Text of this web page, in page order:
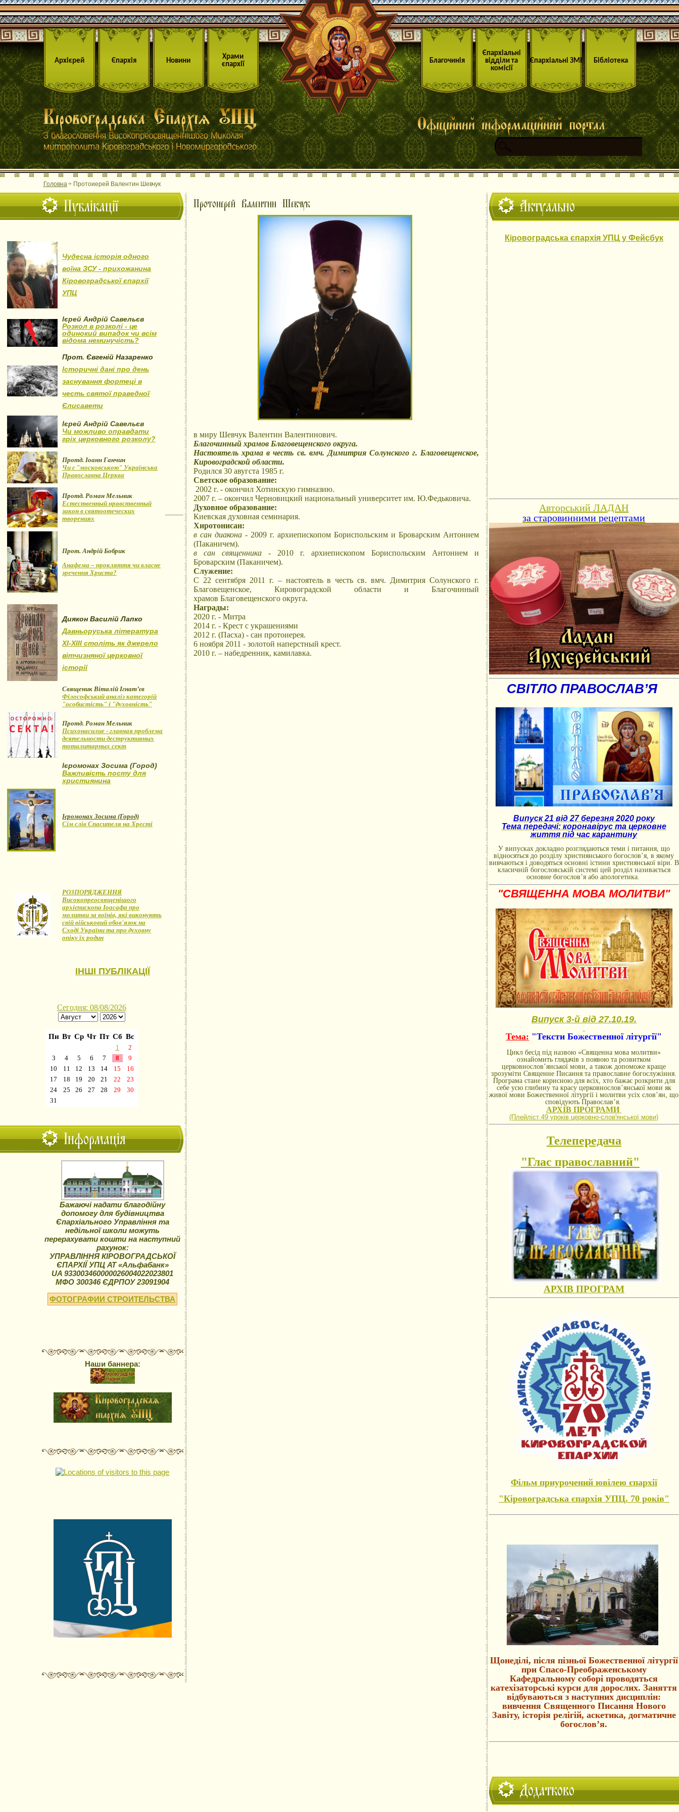
Архієрей Єпархія Новини
Храми
єпархії
Благочинія
Єпархіальні
відділи та
комісії
Єпархіальні ЗМІ Бібліотека
Головна Протоиерей Валентин Шевчук
Актуально
Кіровоградська єпархія УПЦ у Фейсбук
Авторський ЛАДАН
за старовинними рецептами
СВІТЛО ПРАВОСЛАВ’Я
Випуск 21 від 27 березня 2020 року
Тема передачі: коронавірус та церковне
життя під час карантину
У випусках докладно розглядаються теми і питання, що
відносяться до розділу християнського богослов’я, в якому
вивчаються і доводяться основні істини християнської віри. В
класичній богословській системі цей розділ називається
основне богослов’я або апологетика.
"СВЯЩЕННА МОВА МОЛИТВИ"
Випуск 3-й від 27.10.19.
Тема: "Тексти Божественної літургії"
Цикл бесід під назвою «Священна мова молитви»
ознайомить глядачів з появою та розвитком
церковнослов’янської мови, а також допоможе краще
зрозуміти Священне Писання та православне богослужіння.
Програма стане корисною для всіх, хто бажає розкрити для
себе усю глибину та красу церковнослов’янської мови як
живої мови Божественної літургії і молитви усіх слов’ян, що
сповідують Православ’я.
АРХІВ ПРОГРАМИ
(Плейліст 49 уроків церковно-словꞌянської мови)
Телепередача
"Глас православний"
АРХІВ ПРОГРАМ
Фільм приурочений ювілею єпархії
"Кіровоградська єпархія УПЦ. 70 років"
Щонеділі, після пізньої Божественної літургії
при Спасо-Преображенському
Кафедральному соборі проводяться
катехізаторські курси для дорослих. Заняття
відбуваються з наступних дисциплін:
вивчення Священного Писання Нового
Завіту, історія релігій, аскетика, догматичне
богослов’я.
Додатково
Публікації
Чудесна історія одного
воїна ЗСУ - прихожанина
Кіровоградської єпархії
УПЦ
Ієрей Андрій Савельєв
Розкол в розколі - це
одинокий випадок чи всім
відома неминучість?
Прот. Євгеній Назаренко
Історичні дані про день
заснування фортеці в
честь святої праведної
Єлисавети
Ієрей Андрій Савельєв
Чи можливо оправдати
гріх церковного розколу?
Протд. Іоанн Ганчин
Чи є "московською" Українська
Православна Церква
Протд. Роман Мельник
Естественный нравственный
закон в святоотеческих
творениях
Прот. Андрій Бобрик
Анафема – прокляття чи власне
зречення Христа?
Диякон Василій Лапко
Давньоруська література
XI-XIII століть як джерело
вітчизняної церковної
історії
Священик Віталій Ігнат’єв
Філософський аналіз категорій
"особистість" і "духовність"
Протд. Роман Мельник
Психонасилие - главная проблема
деятельности деструктивных
тоталитарных сект
Ієромонах Зосима (Город)
Важливість посту для
християнина
Ієромонах Зосима (Город)
Сім слів Спасителя на Хресті
РОЗПОРЯДЖЕННЯ
Високопреосвященішого
архієпископа Іоасафа про
молитви за воїнів, які виконують
свій військовий обов'язок на
Сході України та про духовну
опіку їх родин
ІНШІ ПУБЛІКАЦІЇ
Інформація
Бажаючі надати благодійну
допомогу для будівництва
Єпархіального Управління та
недільної школи можуть
перерахувати кошти на наступний
рахунок:
УПРАВЛІННЯ КІРОВОГРАДСЬКОЇ
ЄПАРХІЇ УПЦ АТ «Альфабанк»
UA 933003460000026004022023801
МФО 300346 ЄДРПОУ 23091904
ФОТОГРАФИИ СТРОИТЕЛЬСТВА
Наши баннера:
Протоиерей Валентин Шевчук
в миру Шевчук Валентин Валентинович.
Благочинный храмов Благовещенского округа.
Настоятель храма в честь св. вмч. Димитрия Солунского г. Благовещенское,
Кировоградской области.
Родился 30 авугста 1985 г.
Светское образование:
2002 г. - окончил Хотинскую гимназию.
2007 г. – окончил Черновицкий национальный университет им. Ю.Федьковича.
Духовное образование:
Киевская духовная семинария.
Хиротонисан:
в сан диакона - 2009 г. архиепископом Бориспольским и Броварским Антонием
(Паканичем).
в сан священника - 2010 г. архиепископом Бориспольским Антонием и
Броварским (Паканичем).
Служение:
С 22 сентября 2011 г. – настоятель в честь св. вмч. Димитрия Солунского г.
Благовещенское, Кировоградской области и Благочинный
храмов Благовещенского округа.
Награды:
2020 г. - Митра
2014 г. - Крест с украшениями
2012 г. (Пасха) - сан протоиерея.
6 ноября 2011 - золотой наперстный крест.
2010 г. – набедренник, камилавка.